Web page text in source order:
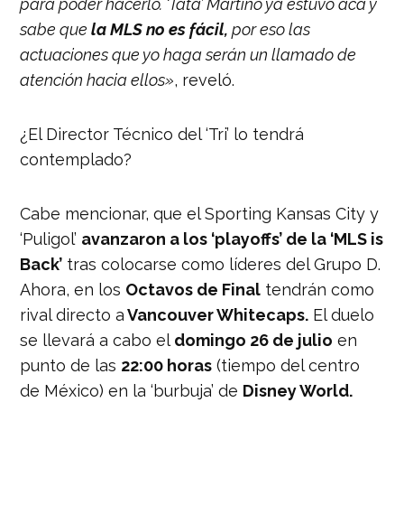
sabe que la MLS no es fácil, por eso las
actuaciones que yo haga serán un llamado de
atención hacia ellos», reveló.
¿El Director Técnico del ‘Tri’ lo tendrá
contemplado?
Cabe mencionar, que el Sporting Kansas City y
‘Puligol’ avanzaron a los ‘playoffs’ de la ‘MLS is
Back’ tras colocarse como líderes del Grupo D.
Ahora, en los Octavos de Final tendrán como
rival directo aVancouver Whitecaps. El duelo
se llevará a cabo el domingo 26 de julio en
punto de las 22:00 horas (tiempo del centro
de México) en la ‘burbuja’ de Disney World.